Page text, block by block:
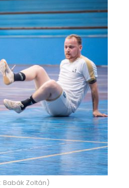
Babák Zoltán)